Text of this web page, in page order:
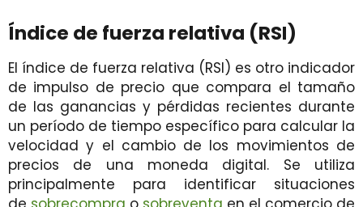
Índice de fuerza relativa (RSI)
El índice de fuerza relativa (RSI) es otro indicador
de impulso de precio que compara el tamaño
de las ganancias y pérdidas recientes durante
un período de tiempo específico para calcular la
velocidad y el cambio de los movimientos de
precios de una moneda digital. Se utiliza
principalmente para identificar situaciones